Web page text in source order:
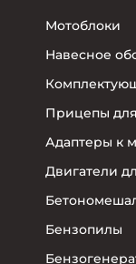
Мотоблоки
Навесное
Прицепы
Адаптеры к
Двигатели
Бензопилы